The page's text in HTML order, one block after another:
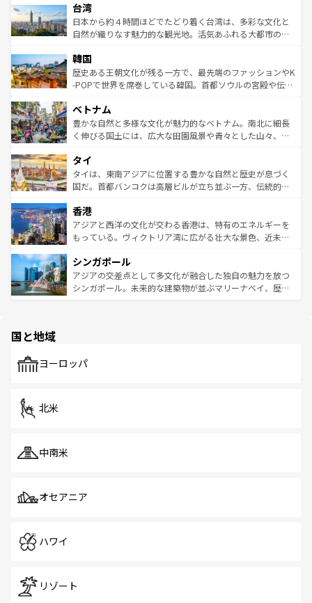
ならではの贅沢な旅のスタイルだ。 なお、新着のアメリカ
情報はコンテンツ一覧を参照してほしい。
れるおもてなしの心で訪れる人々を迎えてくれるハワイの
人々、おいしいローカルフードやハワイアンミュージッ
ク、伝統的なフラダンスなど、すべてがハワイの魅力を彩
ワイを、存分に味わってほしい。 なお、新着のハワイ情報
はコンテンツ一覧を参照してほしい。
リアリーフや大陸中央部にそびえるウルル（エアーズロッ
ク）、タスマニアの美しい原生林やケアンズの熱帯雨林な
ど、見どころがたくさん。また、カフェやワイン、オージ
いる。アクティビティも充実しており、サーフィンやダイ
ビング、ハイキングなど、アウトドア好きにはたまらな
い。オーストラリアの多彩な魅力を存分に味わいつくそ
参照してほしい。
台湾
日本から約４時間ほどでたどり着く台湾は、多彩な文化と
自然が織りなす魅力的な観光地。活気あふれる大都市の台
ン）、静ひつな山岳地帯である台湾東部など、都市の喧騒
と山間の静けさが共存しており、訪れる人に新しい発見と
驚きをもたらしてくれる。また、奥深い台湾の食文化も魅
容にもいいと評判のスイーツなど、バラエティ豊かな料理
が味わえる。 なお、新着の台湾情報は コンテンツ一覧を参
照してほしい。
韓国
歴史ある王朝文化が残る一方で、最先端のファッションやK
-POPで世界を席巻している韓国。首都ソウルの宮殿や伝統
き、地方に足を延ばせば四季折々の自然美を楽しむことが
できる。そして、キムチや焼肉、絶品のストリートフード
まで、さまざまな韓国料理が待っている。夜には、韓国な
リティに包まれながら、韓国の多彩な魅力を心ゆくまで味
わってみてほしい。 なお、新着の韓国情報はコンテンツ一
覧を参照してほしい。
ベトナム
豊かな自然と多様な文化が魅力的なベトナム。南北に細長
く伸びる国土には、広大な田園風景や青々とした山々、世
急速な発展と共に伝統が息づく。ハノイの古い町並みやホ
ーチミン市のフランス統治時代の建物も、独特の雰囲気を
醸し出している。また、バラエティの豊かさとおいしさで
とつ。フォーやバインミー、ベトナムコーヒーなどは、ぜ
ひ現地で味わいたい。どの地域を訪れてもあたたかい人々
が旅行者を迎えてくれるので、きっと忘れられない旅にな
参照してほしい。
タイ
タイは、東南アジアに位置する豊かな自然と歴史が息づく
国だ。首都バンコクは高層ビルが立ち並ぶ一方、伝統的な
の活気が交差している。北部ではチェンマイなどの山岳地
帯で自然と触れ合い、南部ではプーケットやクラビの美し
いビーチでリゾート気分を楽しむことができる。タイ料理
激する。気候は一年中温暖で、どの季節にも異なる楽しみ
が待っている。親しみやすいタイの人々、仏教を中心とし
た文化、そして多様な観光資源が、訪れる旅人を魅了し続
香港
アジアと西洋の文化が交わる香港は、特有のエネルギーを
もっている。ヴィクトリア湾に広がる壮大な景色、近未来
み、どこを訪れても感動するはず。観光スポットが密集し
ており、効率よく見どころを回れるのも魅力。息をのむよ
うな絶景から文化的な体験まで、香港を存分に楽しみ尽く
シンガポール
アジアの交差点として多文化が融合した独自の魅力を放つ
シンガポール。未来的な建築物が並ぶマリーナベイ、歴史
で、ホーカーズは地元の風情を楽しめる外せないスポット
国と地域
ヨーロッパ
北米
中南米
オセアニア
ハワイ
リゾート